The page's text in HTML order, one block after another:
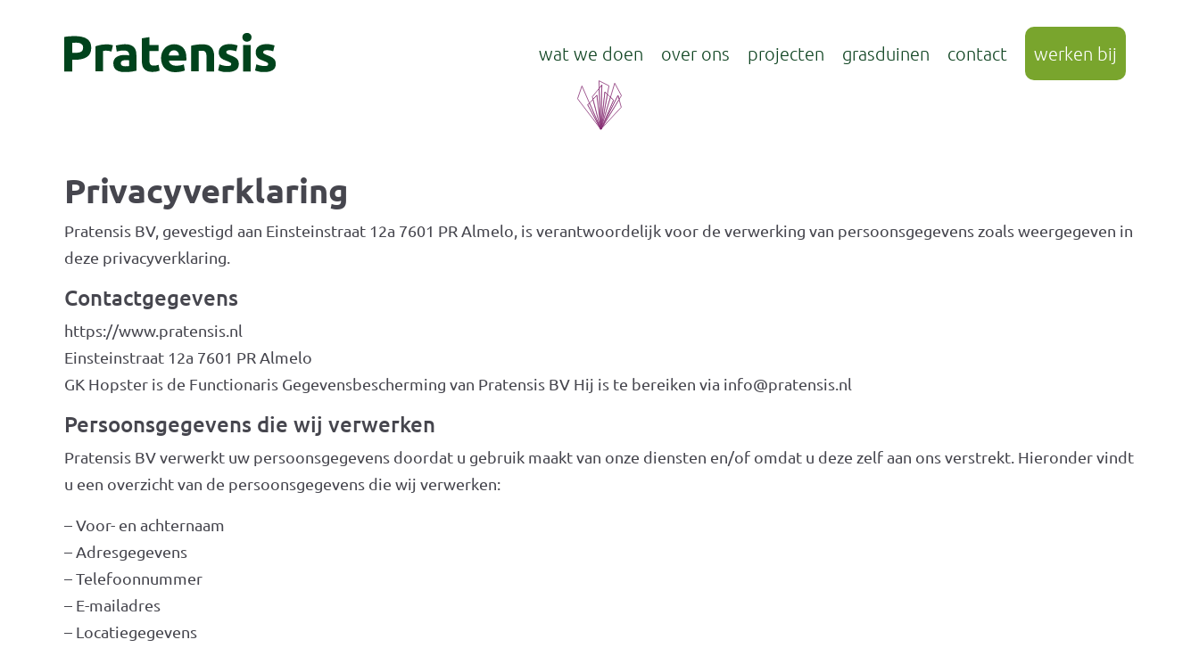
wat we doen over ons projecten grasduinen contact werken bij
Privacyverklaring
Pratensis BV, gevestigd aan Einsteinstraat 12a 7601 PR Almelo, is verantwoordelijk voor de verwerking van persoonsgegevens zoals weergegeven in
deze privacyverklaring.
Contactgegevens
https://www.pratensis.nl
Einsteinstraat 12a 7601 PR Almelo
GK Hopster is de Functionaris Gegevensbescherming van Pratensis BV Hij is te bereiken via info@pratensis.nl
Persoonsgegevens die wij verwerken
Pratensis BV verwerkt uw persoonsgegevens doordat u gebruik maakt van onze diensten en/of omdat u deze zelf aan ons verstrekt. Hieronder vindt
u een overzicht van de persoonsgegevens die wij verwerken:
– Voor- en achternaam
– Adresgegevens
– Telefoonnummer
– E-mailadres
– Locatiegegevens